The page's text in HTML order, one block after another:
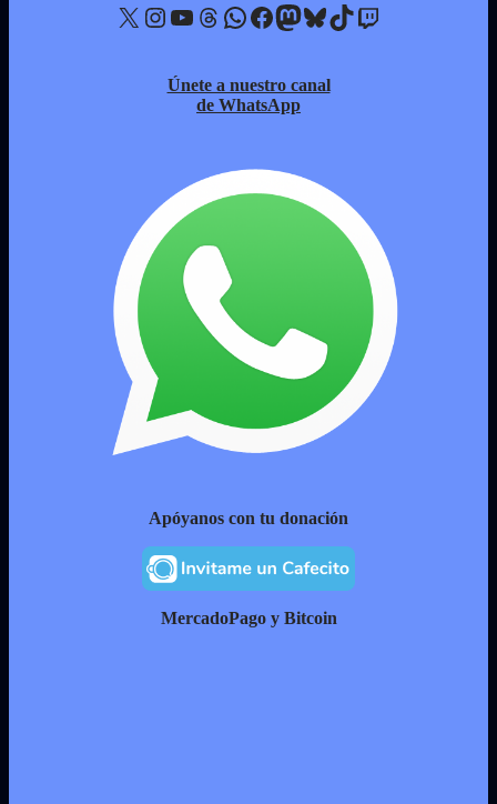
X Instagram YouTube Threads WhatsApp Facebook Mastodon Bluesky TikTok Twitch
Únete a nuestro canal
de WhatsApp
Apóyanos con tu donación
MercadoPago y Bitcoin